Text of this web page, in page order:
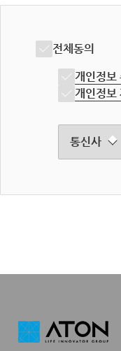
전체동의
개인정보
개인정보